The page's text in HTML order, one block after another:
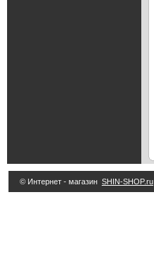
© Интернет - магазин SHIN-SHOP.ru